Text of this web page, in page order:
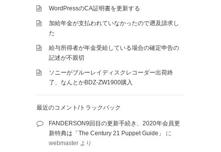
WordPressのCA証明書を更新する
加給年金が支払われていなかったので遡及請求し
た
給与所得者が年金受給している場合の確定申告の
記述が不親切
ソニーがブルーレイディスクレコーダー出荷終
了、なんとかBDZ-ZW1900購入
最近のコメント/トラックバック
FANDERSON9回目の更新手続き、2020年会員更
新特典は「The Century 21 Puppet Guide」
に
webmaster より